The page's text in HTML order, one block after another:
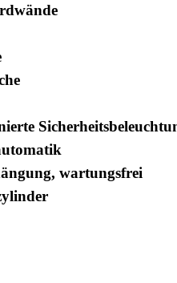
wartungsfrei